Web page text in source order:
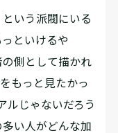
いう派閥にいる
といけるや
側として描かれ
もっと見たかっ
ルじゃないだろう
い人がどんな加